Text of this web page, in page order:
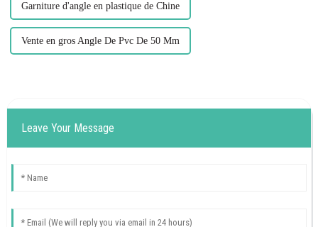
Garniture d'angle en plastique de Chine
Vente en gros Angle De Pvc De 50 Mm
Leave Your Message